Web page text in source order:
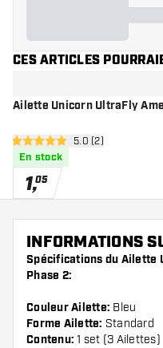
CES ARTICLES
Ailette Unicorn UltraFly
ouvrir le panneau
5 étoiles de notation
5.0 (2)
En stock
1,05
INFORMATIONS
Spécifications du Ailette
Phase 2:
Couleur Ailette: Bleu
Forme Ailette: Standard
Contenu: 1 set (3 Ailettes)